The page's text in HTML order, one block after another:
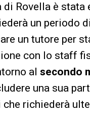
di Rovella è
un periodo
un tutore per
con lo staff
al secondo
una sua
richiederà